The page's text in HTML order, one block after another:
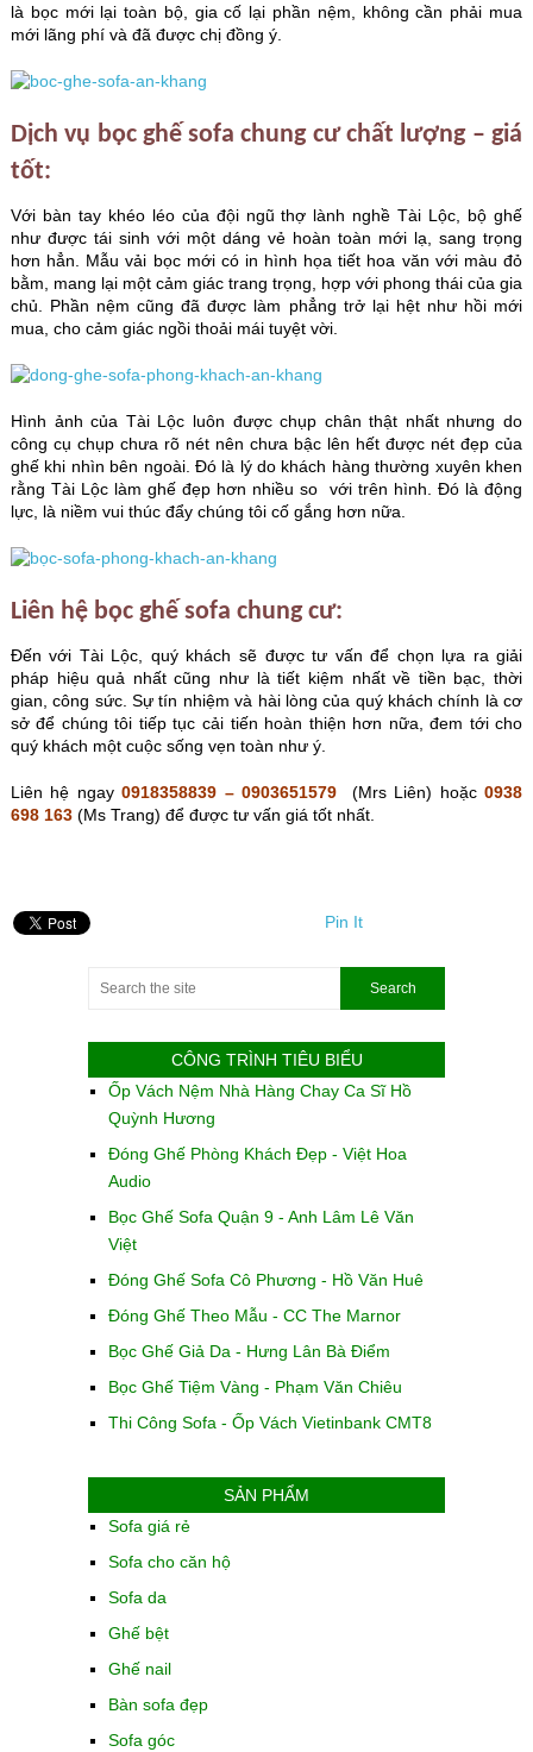
là bọc mới lại toàn bộ, gia cố lại phần nệm, không cần phải mua
mới lãng phí và đã được chị đồng ý.
Dịch vụ bọc ghế sofa chung cư chất lượng – giá
tốt:
Với bàn tay khéo léo của đội ngũ thợ lành nghề Tài Lộc, bộ ghế
như được tái sinh với một dáng vẻ hoàn toàn mới lạ, sang trọng
hơn hẳn. Mẫu vải bọc mới có in hình họa tiết hoa văn với màu đỏ
bằm, mang lại một cảm giác trang trọng, hợp với phong thái của gia
chủ. Phần nệm cũng đã được làm phẳng trở lại hệt như hồi mới
mua, cho cảm giác ngồi thoải mái tuyệt vời.
Hình ảnh của Tài Lộc luôn được chụp chân thật nhất nhưng do
công cụ chụp chưa rõ nét nên chưa bậc lên hết được nét đẹp của
ghế khi nhìn bên ngoài. Đó là lý do khách hàng thường xuyên khen
rằng Tài Lộc làm ghế đẹp hơn nhiều so với trên hình. Đó là động
lực, là niềm vui thúc đẩy chúng tôi cố gắng hơn nữa.
Liên hệ bọc ghế sofa chung cư:
Đến với Tài Lộc, quý khách sẽ được tư vấn để chọn lựa ra giải
pháp hiệu quả nhất cũng như là tiết kiệm nhất về tiền bạc, thời
gian, công sức. Sự tín nhiệm và hài lòng của quý khách chính là cơ
sở để chúng tôi tiếp tục cải tiến hoàn thiện hơn nữa, đem tới cho
quý khách một cuộc sống vẹn toàn như ý.
Liên hệ ngay0918358839 – 0903651579 (Mrs Liên) hoặc0938
698 163(Ms Trang) để được tư vấn giá tốt nhất.
Pin It
CÔNG TRÌNH TIÊU BIỂU
Ốp Vách Nệm Nhà Hàng Chay Ca Sĩ Hồ
Quỳnh Hương
Đóng Ghế Phòng Khách Đẹp - Việt Hoa
Audio
Bọc Ghế Sofa Quận 9 - Anh Lâm Lê Văn
Việt
Đóng Ghế Sofa Cô Phương - Hồ Văn Huê
Đóng Ghế Theo Mẫu - CC The Marnor
Bọc Ghế Giả Da - Hưng Lân Bà Điểm
Bọc Ghế Tiệm Vàng - Phạm Văn Chiêu
Thi Công Sofa - Ốp Vách Vietinbank CMT8
SẢN PHẨM
Sofa giá rẻ
Sofa cho căn hộ
Sofa da
Ghế bệt
Ghế nail
Bàn sofa đẹp
Sofa góc